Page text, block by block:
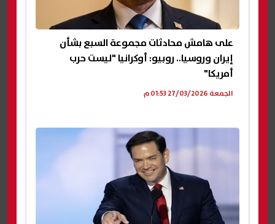
على هامش محادثات مجموعة السبع بشأن
إيران وروسيا.. روبيو: أوكرانيا "ليست حرب
أمريكا"
الجمعة 27/03/2026 01:53 م